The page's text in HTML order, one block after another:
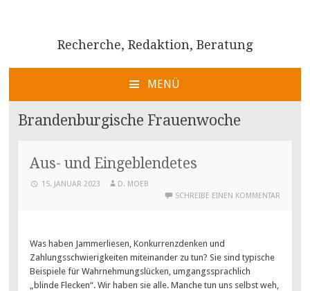
Recherche, Redaktion, Beratung
MENÜ
ZUM
INHALT
Brandenburgische Frauenwoche
Aus- und Eingeblendetes
15. JANUAR 2023
D. MOEB
SCHREIBE EINEN KOMMENTAR
Was haben Jammerliesen, Konkurrenzdenken und
Zahlungsschwierigkeiten miteinander zu tun? Sie sind typische
Beispiele für Wahrnehmungslücken, umgangssprachlich
„blinde Flecken“. Wir haben sie alle. Manche tun uns selbst weh,